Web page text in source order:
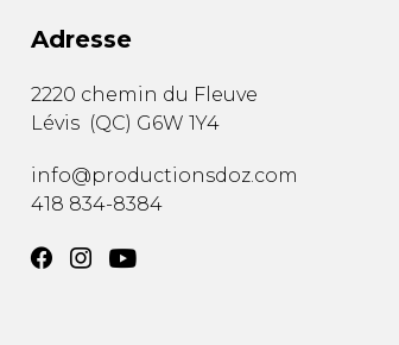
Adresse
2220 chemin du Fleuve
Lévis (QC) G6W 1Y4
info@productionsdoz.com
418 834-8384